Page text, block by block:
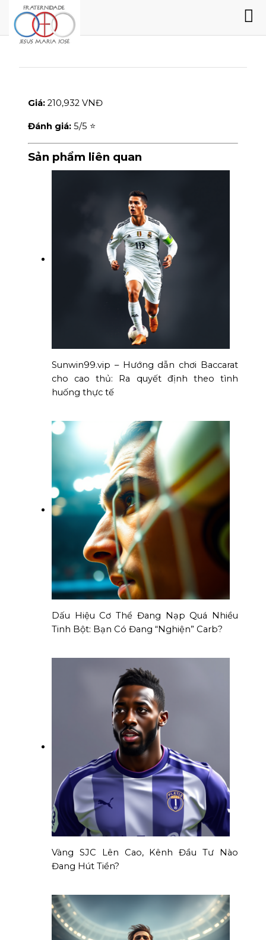
Giá: 210,932 VNĐ
Đánh giá: 5/5 ⭐
Sản phẩm liên quan
Sunwin99.vip – Hướng dẫn chơi Baccarat
cho cao thủ: Ra quyết định theo tình
huống thực tế
Dấu Hiệu Cơ Thể Đang Nạp Quá Nhiều
Tinh Bột: Bạn Có Đang “Nghiện” Carb?
Vàng SJC Lên Cao, Kênh Đầu Tư Nào
Đang Hút Tiền?